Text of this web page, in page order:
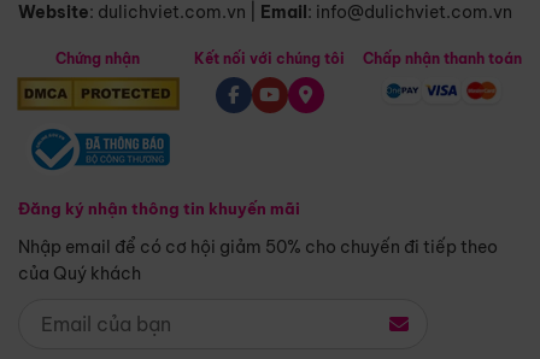
Website: dulichviet.com.vn Email: info@dulichviet.com.vn
Chứng nhận
Đăng ký nhận thông tin khuyến mãi
Nhập email để có cơ hội giảm 50% cho chuyến đi tiếp theo
của Quý khách
Kết nối với chúng tôi Chấp nhận thanh toán